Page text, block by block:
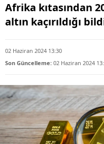
Afrika kıtasından
altın kaçırıldığı
02 Haziran 2024 13:30
Son Güncelleme: 02 Haziran 2024